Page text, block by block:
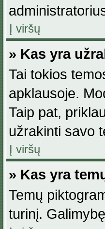
Į viršų
» Kas yra
Tai tokios
apklausoje.
Taip pat,
užrakinti savo
Į viršų
» Kas yra
Temų
turinį.